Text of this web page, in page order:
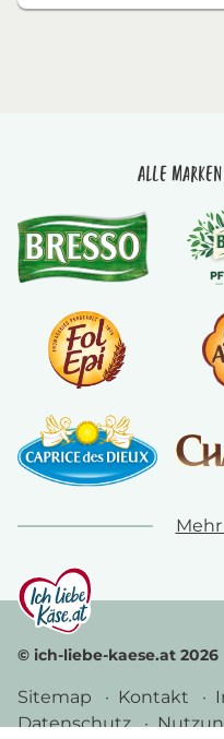
Alle
© ich-liebe-kaese.at 2026
Sitemap Kontakt
Datenschutz